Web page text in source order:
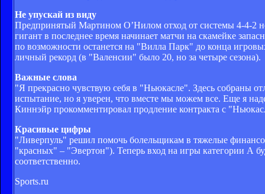
Не упускай из виду
Предпринятый Мартином О’Нилом отход от системы 4-4-2
гигант в последнее время начинает матчи на скамейке
по возможности останется на "Вилла Парк" до конца
личный рекорд (в "Валенсии" было 20, но за четыре сезона).
Важные слова
"Я прекрасно чувствую себя в "Ньюкасле". Здесь собраны
испытание, но я уверен, что вместе мы можем все. Еще я
Киннэйр прокомментировал продление контракта с
Красивые цифры
"Ливерпуль" решил помочь болельщикам в тяжелые
"красных" – "Эвертон"). Теперь вход на игры категории А
соответственно.
Sports.ru